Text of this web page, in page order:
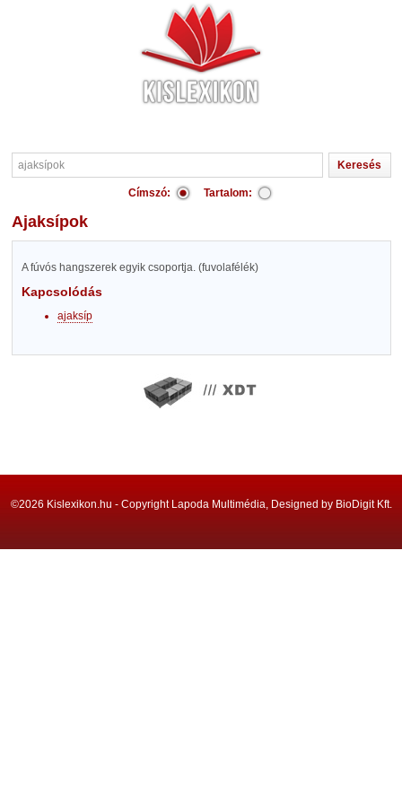
Címszó: Tartalom:
ajaksípok
A fúvós hangszerek egyik csoportja. (fuvolafélék)
Kapcsolódás
ajaksíp
©2026 Kislexikon.hu - Copyright Lapoda Multimédia, Designed by BioDigit Kft.